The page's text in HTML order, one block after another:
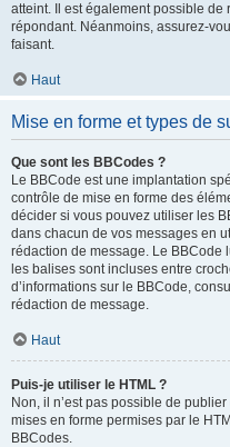
atteint. Il est également possible
répondant. Néanmoins, assurez-
faisant.
Haut
Mise en forme et types de
Que sont les BBCodes ?
Le BBCode est une implantation
contrôle de mise en forme des
décider si vous pouvez utiliser les
dans chacun de vos messages en
rédaction de message. Le BBCode
les balises sont incluses entre
d’informations sur le BBCode,
rédaction de message.
Haut
Puis-je utiliser le HTML ?
Non, il n’est pas possible de
mises en forme permises par le
BBCodes.